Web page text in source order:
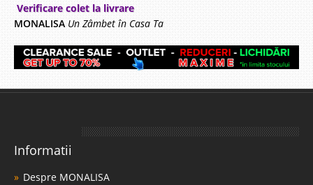
Verificare colet la livrare
MONALISA Un Zâmbet în Casa Ta
Informatii
Despre MONALISA